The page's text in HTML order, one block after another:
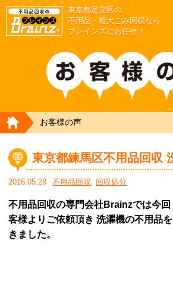
東京都足立区の
不用品・粗大ごみ回収なら
ブレインズにお任せ！
HOME
お客様の声
東京都練馬区不用品回収
2016.05.28 不用品回収, 回収処分
不用品回収の専門会社Brainzでは今
客様よりご依頼頂き 洗濯機の不用品
きました。